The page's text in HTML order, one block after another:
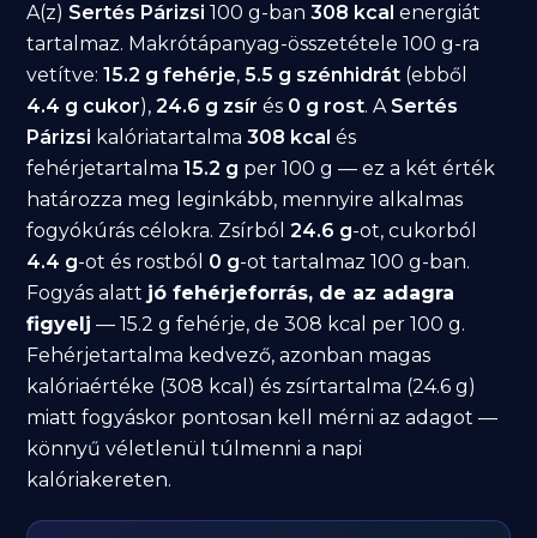
A(z) Sertés Párizsi 100 g-ban308 kcal energiát
tartalmaz. Makrótápanyag-összetétele 100 g-ra
vetítve:15.2 g fehérje,5.5 g szénhidrát (ebből
4.4 g cukor),24.6 g zsír és 0 g rost. A Sertés
Párizsi kalóriatartalma308 kcal és
fehérjetartalma15.2 g per 100 g — ez a két érték
határozza meg leginkább, mennyire alkalmas
fogyókúrás célokra. Zsírból24.6 g-ot, cukorból
4.4 g-ot és rostból 0 g-ot tartalmaz 100 g-ban.
Fogyás alatt jó fehérjeforrás, de az adagra
figyelj — 15.2 g fehérje, de 308 kcal per 100 g.
Fehérjetartalma kedvező, azonban magas
kalóriaértéke (308 kcal) és zsírtartalma (24.6 g)
miatt fogyáskor pontosan kell mérni az adagot —
könnyű véletlenül túlmenni a napi
kalóriakereten.